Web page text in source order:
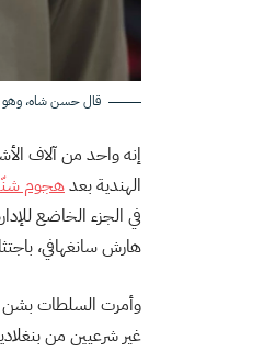
قال حسن شاه، وهو
إنه واحد من آلاف
الهندية بعدهجوم
في الجزء الخاضع
هارش سانغهافي،
وأمرت السلطات بشن
غير شرعيين من